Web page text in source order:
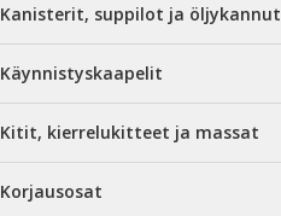
Kanisterit, suppilot ja öljykannut
Käynnistyskaapelit
Kitit, kierrelukitteet ja massat
Korjausosat